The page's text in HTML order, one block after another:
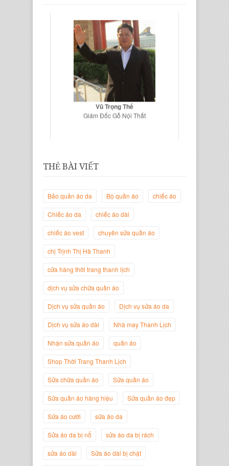
Vũ Trọng Thế
Giám Đốc Gỗ Nội Thất
Trịnh Thị Hà Thanh
Giám Đốc Thương Hiệu Giày Thời
Trang Thanh Lịch
Giám Đốc Công ty Cây Xanh Gia
THẺ BÀI VIẾT
Bảo quản áo da Bộ quần áo chiếc áo
Chiếc áo da chiếc áo dài
chiếc áo vest chuyên sửa quần áo
chị Trịnh Thị Hà Thanh
cửa hàng thời trang thanh lịch
dịch vụ sửa chữa quần áo
Dịch vụ sửa quần áo Dịch vụ sửa áo da
Dịch vụ sửa áo dài Nhà may Thanh Lịch
Nhận sửa quần áo quần áo
Shop Thời Trang Thanh Lịch
Sửa chữa quần áo Sửa quần áo
Sửa quần áo hàng hiệu Sửa quần áo đẹp
Sửa áo cưới sửa áo da
Sửa áo da bị nổ sửa áo da bị rách
sửa áo dài Sửa áo dài bị chật